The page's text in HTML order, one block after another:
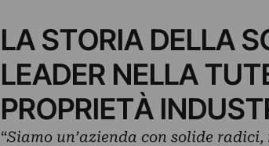
LA STORIA DELLA
LEADER NELLA
PROPRIETÀ
“Siamo un’azienda con solide